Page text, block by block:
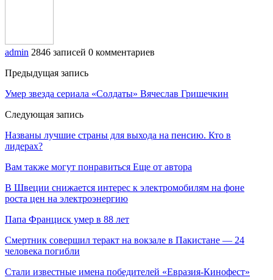
admin 2846 записей 0 комментариев
Предыдущая запись
Умер звезда сериала «Солдаты» Вячеслав Гришечкин
Следующая запись
Названы лучшие страны для выхода на пенсию. Кто в
лидерах?
Вам также могут понравиться Еще от автора
В Швеции снижается интерес к электромобилям на фоне
роста цен на электроэнергию
Папа Франциск умер в 88 лет
Смертник совершил теракт на вокзале в Пакистане — 24
человека погибли
Стали известные имена победителей «Евразия-Кинофест»